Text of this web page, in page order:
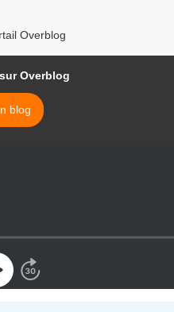
Overblog
Overblog
blog